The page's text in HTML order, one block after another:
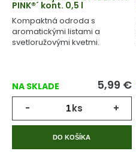
PINK®´ kont. 0,5 l
Kompaktná odroda s
aromatickými listami a
svetloružovými kvetmi.
NA SKLADE 5,99 €
- ks +
DO KOŠÍKA